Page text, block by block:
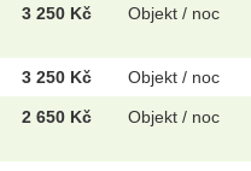
3 250 Kč Objekt / noc
3 250 Kč Objekt / noc
2 650 Kč Objekt / noc